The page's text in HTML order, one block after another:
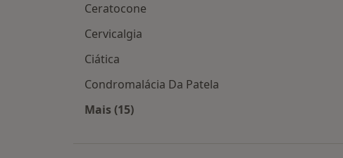
Ceratocone
Cervicalgia
Ciática
Condromalácia Da Patela
Mais (15)